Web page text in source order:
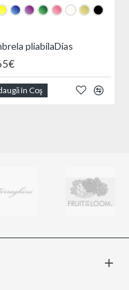
pliabilaDias
în Coş